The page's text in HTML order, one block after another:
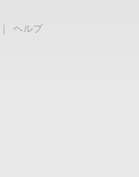
｜
ヘルプ